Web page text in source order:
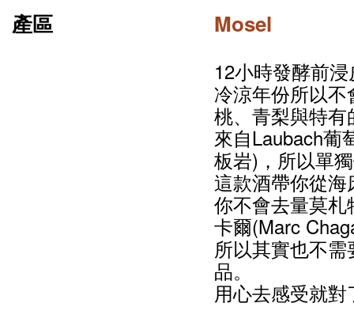
產區
Mosel
12小時發酵前
冷涼年份所以
桃、青梨與特
來自Laubach葡
板岩)，所以單
這款酒帶你從
你不會去量莫札
卡爾(Marc
所以其實也不
品。
用心去感受就對